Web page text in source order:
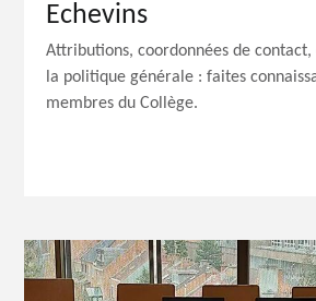
Echevins
Attributions, coordonnées de
la politique générale : faites
membres du Collège.